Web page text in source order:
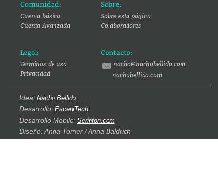
Comunidad:
Cuenta básica
Cuenta Avanzada
Sobre:
Sobre esta página
Colaboradores
Legal:
Terminos de uso
Privacidad
Contacto:
nacho@nachobellido.com
nachobellido.com
Idea: Nacho Bellido
Desarrollo: EsceniTech
Desarrollo Mobile: Serinfon.com
Diseño: Anna Torner / Anna Baldrich